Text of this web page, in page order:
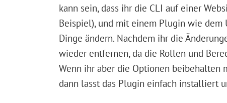
kann sein, dass ihr die CLI auf einer
Beispiel), und mit einem Plugin wie dem
Dinge ändern. Nachdem ihr die
wieder entfernen, da die Rollen und
Wenn ihr aber die Optionen beibehalten
dann lasst das Plugin einfach installiert